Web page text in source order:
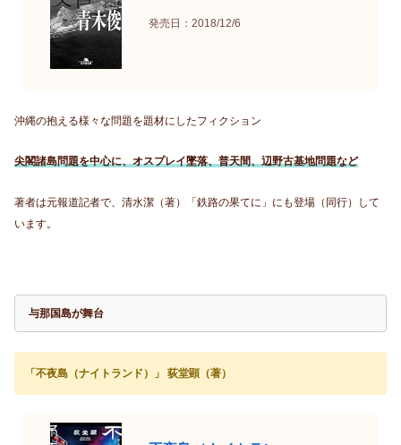
発売日：2018/12/6
沖縄の抱える様々な問題を題材にしたフィクション
尖閣諸島問題を中心に、オスプレイ墜落、普天間、辺野古基地問題など
著者は元報道記者で、清水潔（著）「鉄路の果てに」にも登場（同行）して
います。
与那国島が舞台
「不夜島（ナイトランド）」 荻堂顕（著）